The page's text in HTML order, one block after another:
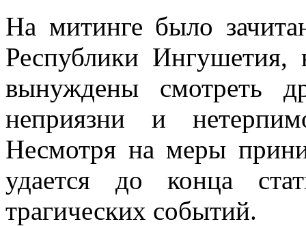
На митинге было
Республики
вынуждены смотреть
неприязни и
Несмотря на меры
удается до конца
трагических событий.